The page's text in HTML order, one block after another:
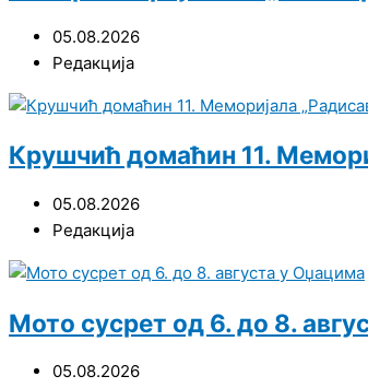
05.08.2026
Редакција
Крушчић домаћин 11.
05.08.2026
Редакција
Мото сусрет од 6. до 8.
05.08.2026